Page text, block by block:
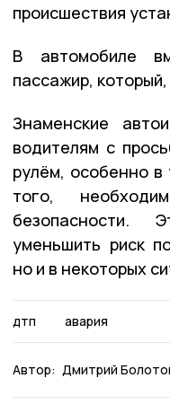
происшествия
В автомобиле
пассажир,
Знаменские
водителям с
рулём, особенно
того,
уменьшить риск
но и в некоторых
дтп авария
Автор: Дмитрий